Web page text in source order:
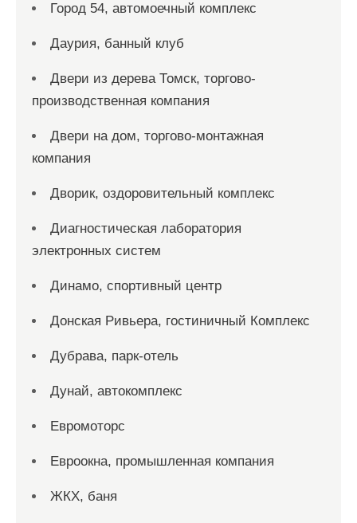
Город 54, автомоечный комплекс
Даурия, банный клуб
Двери из дерева Томск, торгово-
производственная компания
Двери на дом, торгово-монтажная
компания
Дворик, оздоровительный комплекс
Диагностическая лаборатория
электронных систем
Динамо, спортивный центр
Донская Ривьера, гостиничный Комплекс
Дубрава, парк-отель
Дунай, автокомплекс
Евромоторс
Евроокна, промышленная компания
ЖКХ, баня